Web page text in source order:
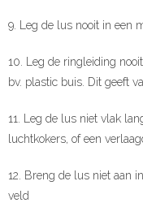
9. Leg de lus nooit in een
10. Leg de ringleiding
bv. plastic buis. Dit geeft
11. Leg de lus niet vlak
luchtkokers, of een
12. Breng de lus niet aan
veld